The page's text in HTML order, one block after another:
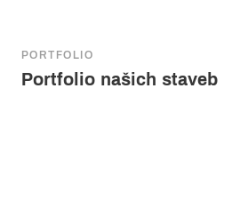
PORTFOLIO
Portfolio našich staveb